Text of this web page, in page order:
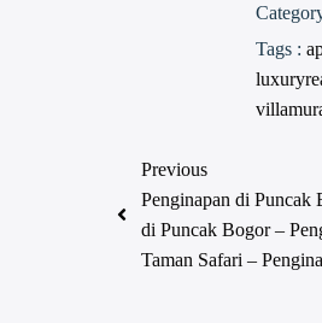
Tags :
Previous
Penginapan di Puncak
di Puncak Bogor –
Taman Safari –